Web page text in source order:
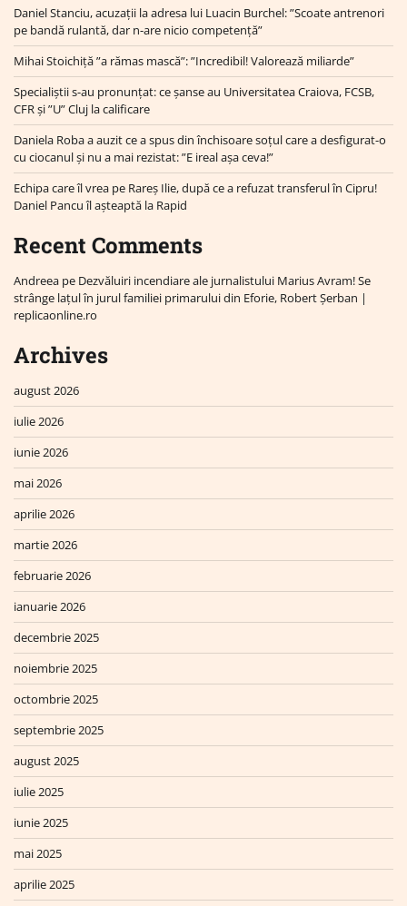
Daniel Stanciu, acuzații la adresa lui Luacin Burchel: ”Scoate antrenori
pe bandă rulantă, dar n-are nicio competență”
Mihai Stoichiță ”a rămas mască”: ”Incredibil! Valorează miliarde”
Specialiștii s-au pronunțat: ce șanse au Universitatea Craiova, FCSB,
CFR și ”U” Cluj la calificare
Daniela Roba a auzit ce a spus din închisoare soțul care a desfigurat-o
cu ciocanul și nu a mai rezistat: ”E ireal așa ceva!”
Echipa care îl vrea pe Rareș Ilie, după ce a refuzat transferul în Cipru!
Daniel Pancu îl așteaptă la Rapid
Recent Comments
Andreea pe Dezvăluiri incendiare ale jurnalistului Marius Avram! Se
strânge lațul în jurul familiei primarului din Eforie, Robert Șerban |
replicaonline.ro
Archives
august 2026
iulie 2026
iunie 2026
mai 2026
aprilie 2026
martie 2026
februarie 2026
ianuarie 2026
decembrie 2025
noiembrie 2025
octombrie 2025
septembrie 2025
august 2025
iulie 2025
iunie 2025
mai 2025
aprilie 2025